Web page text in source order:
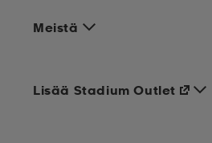
Meistä
Lisää Stadium Outlet